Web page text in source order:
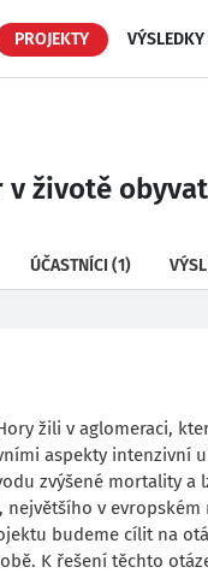
PROJEKTY
v životě
ÚČASTNÍCI (1)
žili v aglomeraci,
aspekty intenzivní
zvýšené mortality a
v
budeme cílit na
K řešení těchto